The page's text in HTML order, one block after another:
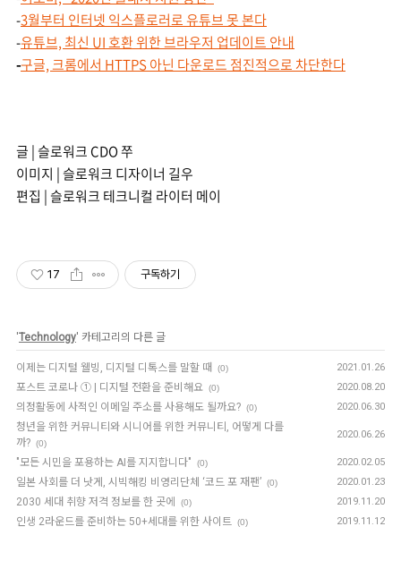
-3월부터 인터넷 익스플로러로 유튜브 못 본다
-유튜브, 최신 UI 호환 위한 브라우저 업데이트 안내
-구글, 크롬에서 HTTPS 아닌 다운로드 점진적으로 차단한다
글 | 슬로워크 CDO 쭈
이미지 | 슬로워크 디자이너 길우
편집 | 슬로워크 테크니컬 라이터 메이
17 구독하기
'Technology' 카테고리의 다른 글
이제는 디지털 웰빙, 디지털 디톡스를 말할 때 (0) 2021.01.26
포스트 코로나 ① | 디지털 전환을 준비해요 (0) 2020.08.20
의정활동에 사적인 이메일 주소를 사용해도 될까요? (0) 2020.06.30
청년을 위한 커뮤니티와 시니어를 위한 커뮤니티, 어떻게 다를
까? (0)
2020.06.26
"모든 시민을 포용하는 AI를 지지합니다" (0) 2020.02.05
일본 사회를 더 낫게, 시빅해킹 비영리단체 ‘코드 포 재팬’ (0) 2020.01.23
2030 세대 취향 저격 정보를 한 곳에 (0) 2019.11.20
인생 2라운드를 준비하는 50+세대를 위한 사이트 (0) 2019.11.12